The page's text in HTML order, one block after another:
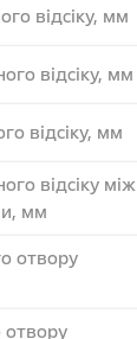
відсіку, мм
відсіку, мм
відсіку, мм
відсіку між
мм
отвору
отвору